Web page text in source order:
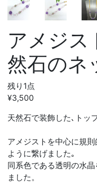
アメジス
然石のネ
残り1点
¥3,500
天然石で装飾した､トッ
アメジストを中心に規
ように繋げました｡
同系色である透明の水
ました。